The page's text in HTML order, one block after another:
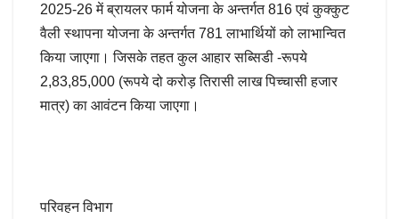
2025-26 में ब्रायलर फार्म योजना के अन्तर्गत 816 एवं कुक्कुट
वैली स्थापना योजना के अन्तर्गत 781 लाभार्थियों को लाभान्वित
किया जाएगा। जिसके तहत कुल आहार सब्सिडी -रूपये
2,83,85,000 (रूपये दो करोड़ तिरासी लाख पिच्चासी हजार
मात्र) का आवंटन किया जाएगा।
परिवहन विभाग